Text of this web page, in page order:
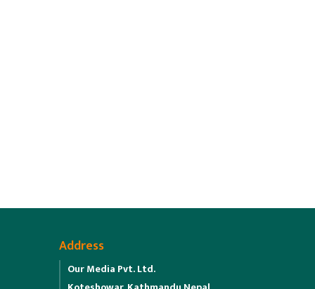
Address
Our Media Pvt. Ltd.